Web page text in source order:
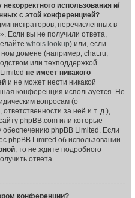
использования и/
с этой конференцией?
перечисленных в
Если вы не получили ответа,
whois lookup) или, если
домене (например, chat.ru,
или техподдержкой
не имеет никакого
и не может нести никакой
конференция используется. Не
вопросам (о
за неё и т. д.),
phpBB.com или которые
обеспечению phpBB Limited. Если
phpBB Limited об использовании
, то не ждите подробного
ответа.
конференции?